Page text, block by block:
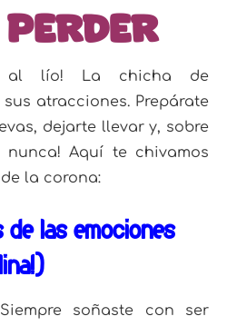
perder
al lío! La chicha de
atracciones. Prepárate
dejarte llevar y, sobre
nunca! Aquí te chivamos
la corona:
de las emociones
soñaste con ser